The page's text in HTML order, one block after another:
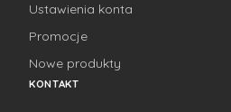
Ustawienia konta
Promocje
Nowe produkty
KONTAKT